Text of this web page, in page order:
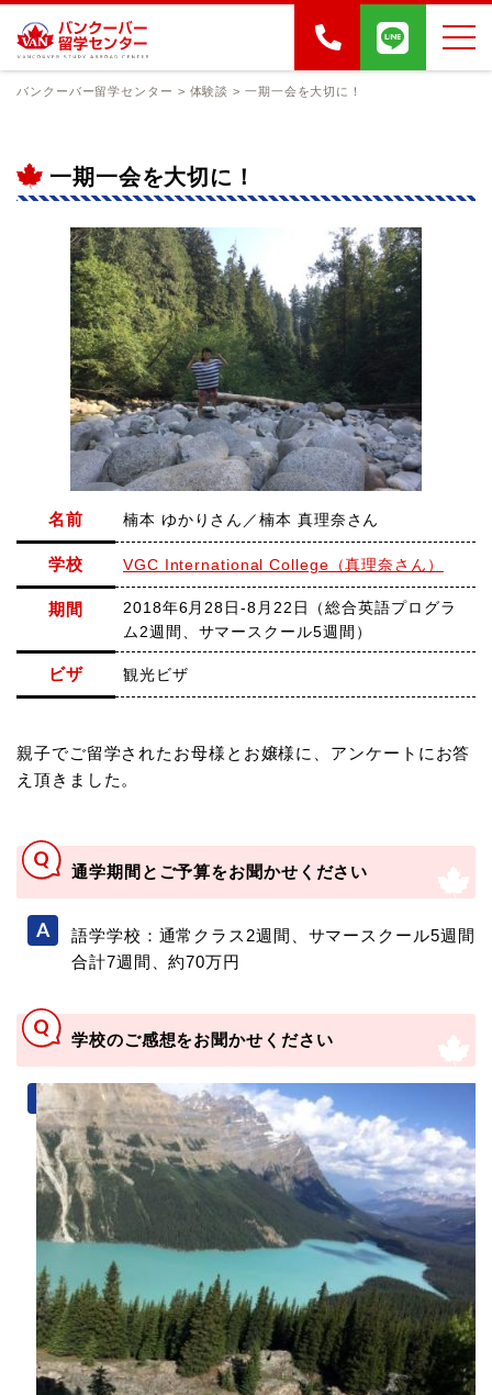
バンクーバー留学センター > 体験談 > 一期一会を大切に！
一期一会を大切に！
名前 楠本 ゆかりさん／楠本 真理奈さん
学校 VGC International College（真理奈さん）
期間
2018年6月28日-8月22日（総合英語プログラ
ム2週間、サマースクール5週間）
ビザ 観光ビザ
親子でご留学されたお母様とお嬢様に、アンケートにお答
え頂きました。
通学期間とご予算をお聞かせください
語学学校：通常クラス2週間、サマースクール5週間
合計7週間、約70万円
学校のご感想をお聞かせください